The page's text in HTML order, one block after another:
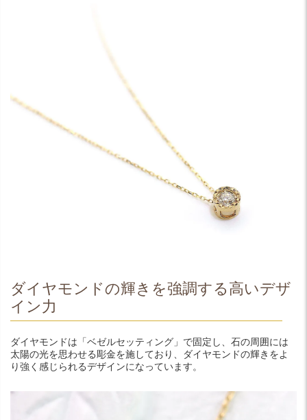
ダイヤモンドの輝きを強調する高いデザ
イン力
ダイヤモンドは「ベゼルセッティング」で固定し、石の周囲には
太陽の光を思わせる彫金を施しており、ダイヤモンドの輝きをよ
り強く感じられるデザインになっています。